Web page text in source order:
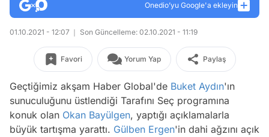
Onedio’yu Google'a ekleyin
01.10.2021 - 12:07 Son Güncelleme: 02.10.2021 - 11:19
Favori Yorum Yap Paylaş
Geçtiğimiz akşam Haber Global'de Buket Aydın'ın
sunuculuğunu üstlendiği Tarafını Seç programına
konuk olan Okan Bayülgen, yaptığı açıklamalarla
büyük tartışma yarattı. Gülben Ergen'in dahi ağzını açık